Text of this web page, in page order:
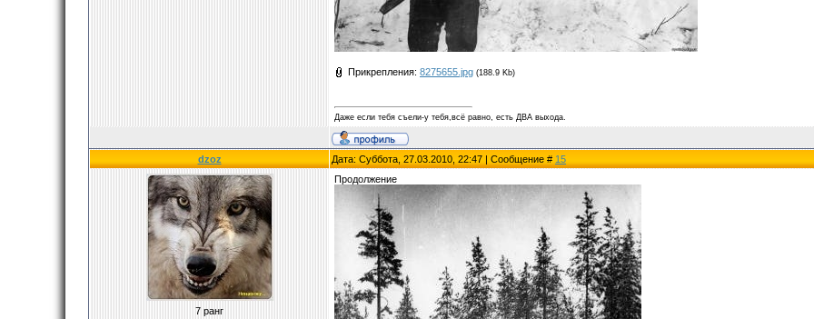
Прикрепления: 8275655.jpg (188.9 Kb)
Даже если тебя съели-у тебя,всё равно, есть ДВА выхода.
dzoz Дата: Суббота, 27.03.2010, 22:47 | Сообщение # 15
7 ранг
Продолжение